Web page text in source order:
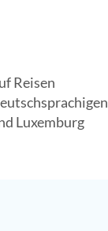
Reisen
Luxemburg